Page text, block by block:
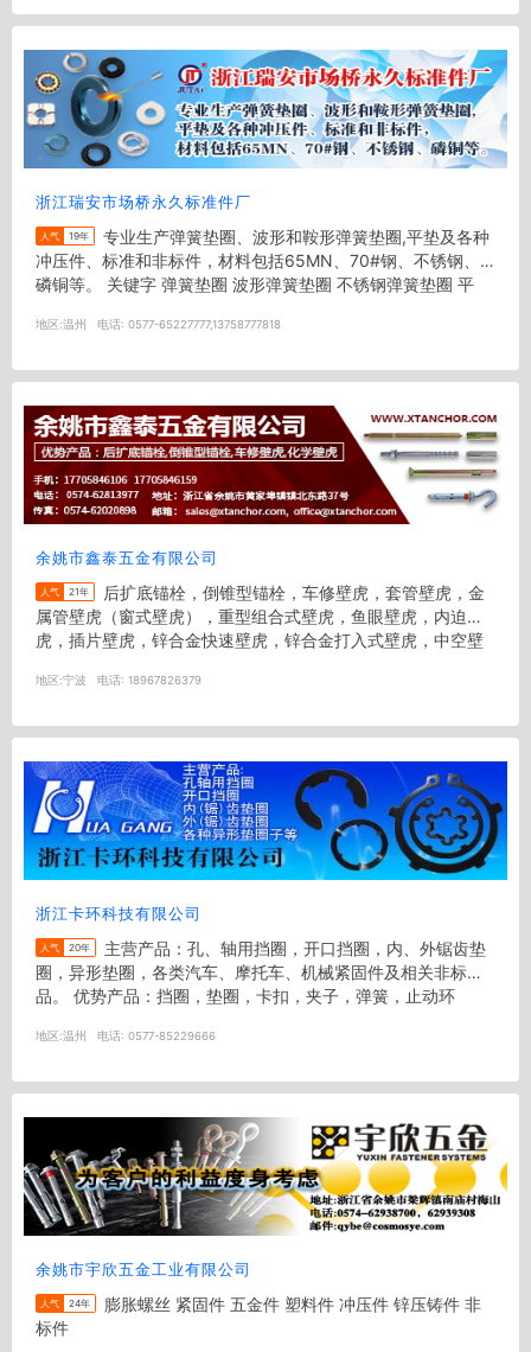
浙江瑞安市场桥永久标准件厂
人气 19年
冲压件、标准和非标件，材料包括65MN、70#钢、不锈钢、
磷铜等。 关键字 弹簧垫圈 波形弹簧垫圈 不锈钢弹簧垫圈 平
地区:温州 电话: 0577-65227777,13758777818
余姚市鑫泰五金有限公司
人气 21年
属管壁虎（窗式壁虎），重型组合式壁虎，鱼眼壁虎，内迫壁
虎，插片壁虎，锌合金快速壁虎，锌合金打入式壁虎，中空壁
地区:宁波 电话: 18967826379
浙江卡环科技有限公司
人气 20年
圈，异形垫圈，各类汽车、摩托车、机械紧固件及相关非标产
品。 优势产品：挡圈，垫圈，卡扣，夹子，弹簧，止动环
地区:温州 电话: 0577-85229666
余姚市宇欣五金工业有限公司
人气 24年
标件